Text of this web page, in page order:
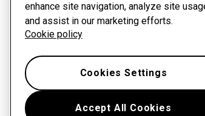
enhance site navigation, analyze site
and assist in our marketing efforts.
Cookie policy
Accept All Cookies
Cookies Settings